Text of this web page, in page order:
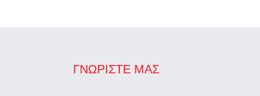
ΓΝΩΡΊΣΤΕ ΜΑΣ